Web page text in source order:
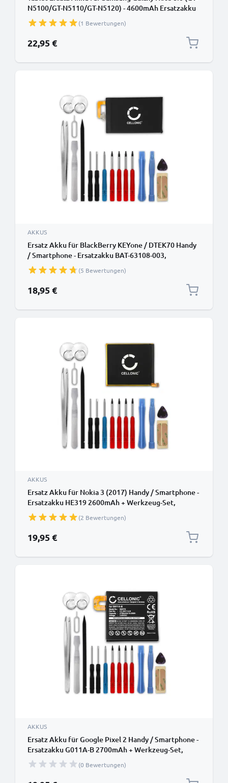
N5100/GT-N5110/GT-N5120) - 4600mAh Ersatzakku
SP3770E1H Tabletakku + Werkzeug-Set Batterie
(1 Bewertungen)
22,95 €
AKKUS
Ersatz Akku für BlackBerry KEYone / DTEK70 Handy
/ Smartphone - Ersatzakku BAT-63108-003,
BAT63108-003 3400mAh + Werkzeug-Set,
Handyakku
(5 Bewertungen)
18,95 €
AKKUS
Ersatz Akku für Nokia 3 (2017) Handy / Smartphone -
Ersatzakku HE319 2600mAh + Werkzeug-Set,
Handyakku
(2 Bewertungen)
19,95 €
AKKUS
Ersatz Akku für Google Pixel 2 Handy / Smartphone -
Ersatzakku G011A-B 2700mAh + Werkzeug-Set,
Handyakku
(0 Bewertungen)